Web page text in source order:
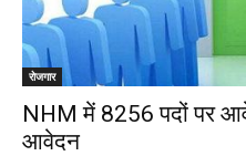
रोजगार
NHM में 8256 पदों पर
आवेदन